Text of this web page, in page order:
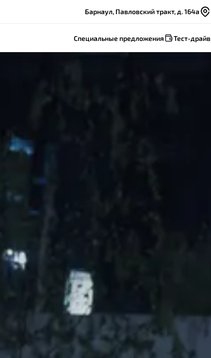
Барнаул, Павловский тракт, д. 164а
Специальные предложения Тест-драйв